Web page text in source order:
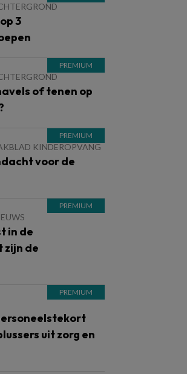
3
of tenen op
KINDEROPVANG
voor de
in de
zijn de
uit zorg en